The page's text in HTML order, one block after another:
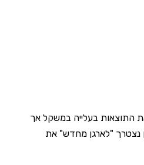
התוצאות בעלייה במשקל אך
נצטרך "לארגן מחדש" את